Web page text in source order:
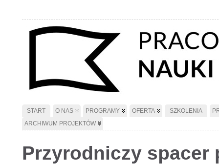
START O NAS PROGRAMY OFERTA SZKOLENIA
ARCHIWUM PROJEKTÓW
Przyrodniczy spacer